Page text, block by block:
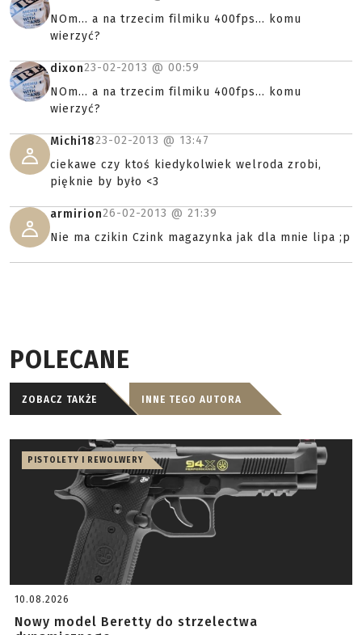
NOm... a na trzecim filmiku 400fps... komu
wierzyć?
dixon23-02-2013 @ 00:59
NOm... a na trzecim filmiku 400fps... komu
wierzyć?
Michi1823-02-2013 @ 13:47
ciekawe czy ktoś kiedykolwiek welroda zrobi,
pięknie by było <3
armirion26-02-2013 @ 21:39
Nie ma czikin Czink magazynka jak dla mnie lipa ;p
POLECANE
ZOBACZ TAKŻE INNE TEGO AUTORA
PISTOLETY I REWOLWERY
10.08.2026
Nowy model Beretty do strzelectwa